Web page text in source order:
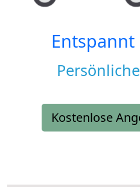
Kostenlose